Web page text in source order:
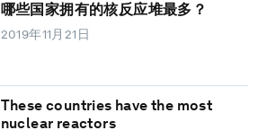
哪些国家拥有的核反应堆最多？
2019年11月21日
These countries have the most
nuclear reactors